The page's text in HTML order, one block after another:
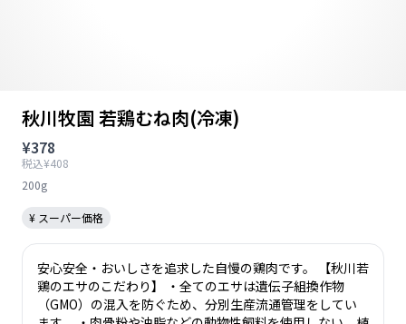
秋川牧園 若鶏むね肉(冷凍)
¥378
税込¥408
200g
¥ スーパー価格
安心安全・おいしさを追求した自慢の鶏肉です。 【秋川若
鶏のエサのこだわり】 ・全てのエサは遺伝子組換作物
（GMO）の混入を防ぐため、分別生産流通管理をしてい